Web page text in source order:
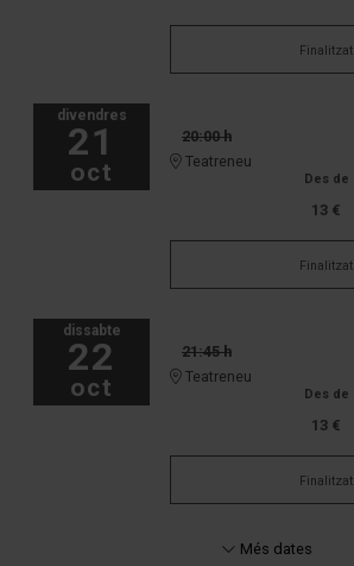
Finalitzat
divendres
21
oct
20:00 h
Teatreneu
Des de
13 €
Finalitzat
dissabte
22
oct
21:45 h
Teatreneu
Des de
13 €
Finalitzat
Més dates